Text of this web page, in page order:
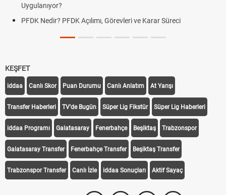
Uygulanıyor?
PFDK Nedir? PFDK Açılımı, Görevleri ve Karar Süreci
KEŞFET
iddaa Canlı Skor Puan Durumu Canlı Anlatım At Yarışı
Transfer Haberleri TV'de Bugün Süper Lig Fikstür Süper Lig Haberleri
iddaa Programı Galatasaray Fenerbahçe Beşiktaş Trabzonspor
Galatasaray Transfer Fenerbahçe Transfer Beşiktaş Transfer
Trabzonspor Transfer Canlı İzle iddaa Sonuçları Aktif Sayaç